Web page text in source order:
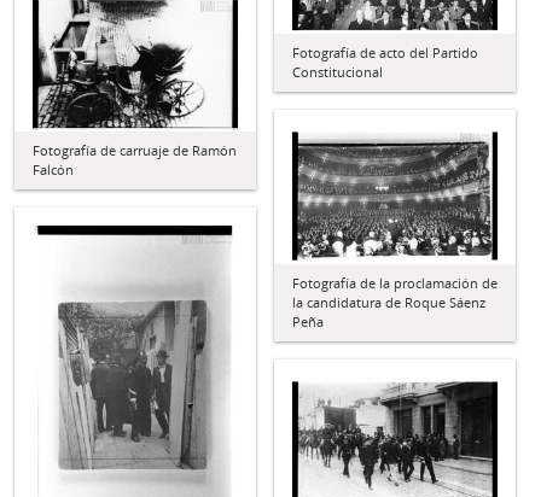
Fotografía de acto del Partido
Constitucional
Fotografía de carruaje de Ramón
Falcón
Fotografía de la proclamación de
la candidatura de Roque Sáenz
Peña